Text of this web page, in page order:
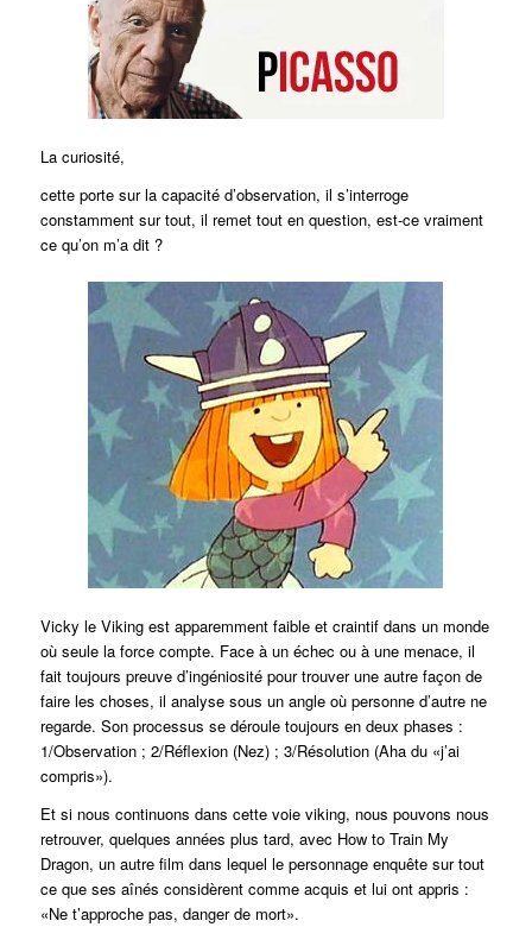
La curiosité,
cette porte sur la capacité d’observation, il s’interroge
constamment sur tout, il remet tout en question, est-ce vraiment
ce qu’on m’a dit ?
Vicky le Viking est apparemment faible et craintif dans un monde
où seule la force compte. Face à un échec ou à une menace, il
fait toujours preuve d’ingéniosité pour trouver une autre façon de
faire les choses, il analyse sous un angle où personne d’autre ne
regarde. Son processus se déroule toujours en deux phases :
1/Observation ; 2/Réflexion (Nez) ; 3/Résolution (Aha du «j’ai
compris»).
Et si nous continuons dans cette voie viking, nous pouvons nous
retrouver, quelques années plus tard, avec How to Train My
Dragon, un autre film dans lequel le personnage enquête sur tout
ce que ses aînés considèrent comme acquis et lui ont appris :
«Ne t’approche pas, danger de mort».